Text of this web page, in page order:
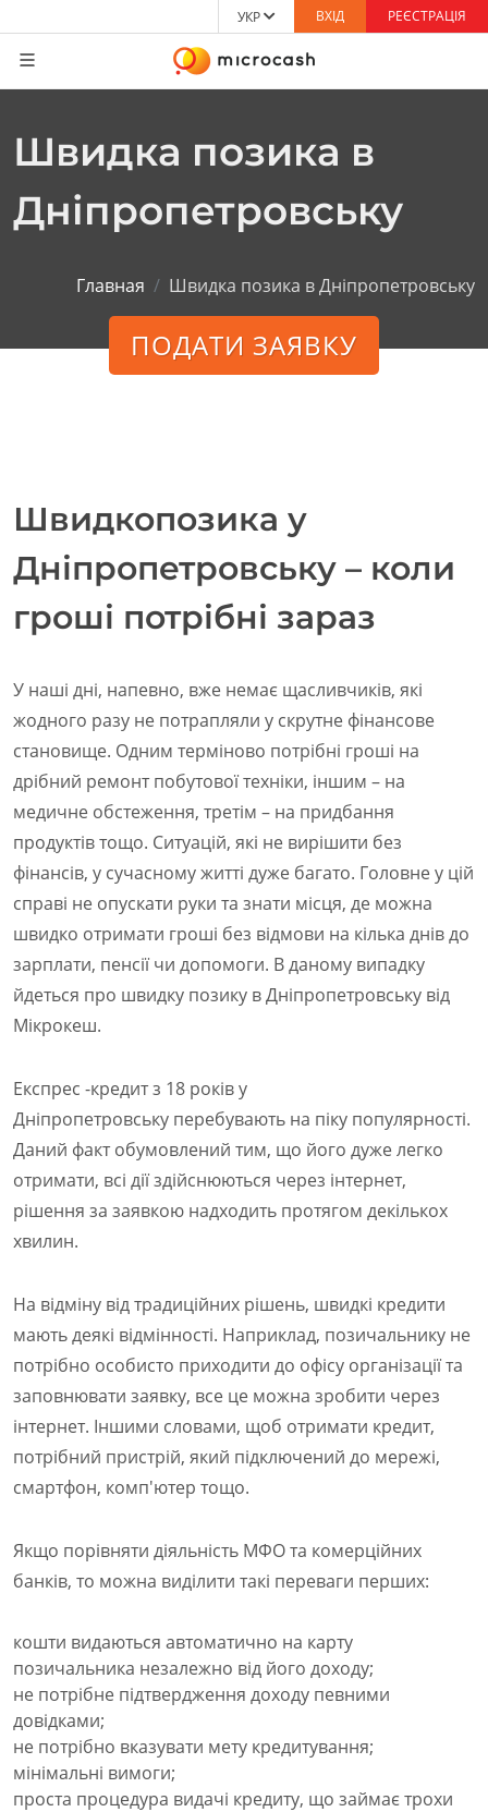
УКР ВХІД РЕЄСТРАЦІЯ
Швидка позика в
Дніпропетровську
Главная Швидка позика в Дніпропетровську
ПОДАТИ ЗАЯВКУ
Швидкопозика у
Дніпропетровську – коли
гроші потрібні зараз
У наші дні, напевно, вже немає щасливчиків, які
жодного разу не потрапляли у скрутне фінансове
становище. Одним терміново потрібні гроші на
дрібний ремонт побутової техніки, іншим – на
медичне обстеження, третім – на придбання
продуктів тощо. Ситуацій, які не вирішити без
фінансів, у сучасному житті дуже багато. Головне у цій
справі не опускати руки та знати місця, де можна
швидко отримати гроші без відмови на кілька днів до
зарплати, пенсії чи допомоги. В даному випадку
йдеться про швидку позику в Дніпропетровську від
Мікрокеш.
Експрес -кредит з 18 років у
Дніпропетровську перебувають на піку популярності.
Даний факт обумовлений тим, що його дуже легко
отримати, всі дії здійснюються через інтернет,
рішення за заявкою надходить протягом декількох
хвилин.
На відміну від традиційних рішень, швидкі кредити
мають деякі відмінності. Наприклад, позичальнику не
потрібно особисто приходити до офісу організації та
заповнювати заявку, все це можна зробити через
інтернет. Іншими словами, щоб отримати кредит,
потрібний пристрій, який підключений до мережі,
смартфон, комп'ютер тощо.
Якщо порівняти діяльність МФО та комерційних
банків, то можна виділити такі переваги перших:
кошти видаються автоматично на карту
позичальника незалежно від його доходу;
не потрібне підтвердження доходу певними
довідками;
не потрібно вказувати мету кредитування;
мінімальні вимоги;
проста процедура видачі кредиту, що займає трохи